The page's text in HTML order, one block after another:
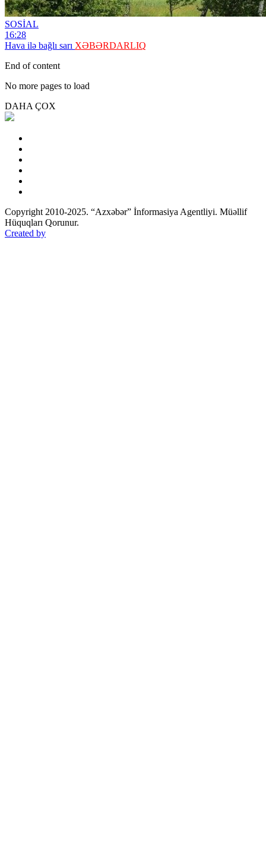
SOSİAL
16:28
Hava ilə bağlı sarı XƏBƏRDARLIQ
End of content
No more pages to load
DAHA ÇOX
Copyright 2010-2025. “Azxəbər” İnformasiya Agentliyi. Müəllif
Hüquqları Qorunur.
Created by